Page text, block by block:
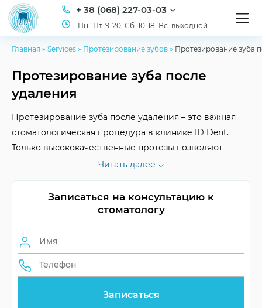
+ 38 (068) 227-03-03
Пн.-Пт. 9-20, Сб. 10-18, Вс. выходной
Главная » Services » Протезирование зубов » Протезирование зуба
Протезирование зуба после
удаления
Протезирование зуба после удаления – это важная
стоматологическая процедура в клинике ID Dent.
Только высококачественные протезы позволяют
восстановить функцию и внешний вид вашей улыбки
Срок службы протеза индивидуальный
Период
протезирования
Читать далее
Записаться на консультацию к
стоматологу